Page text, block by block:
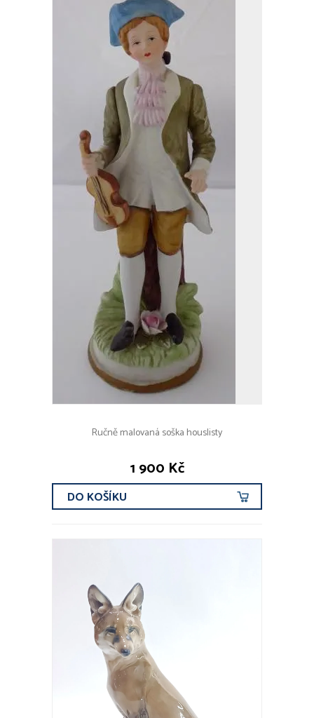
Ručně malovaná soška houslisty
1 900 Kč
DO KOŠÍKU